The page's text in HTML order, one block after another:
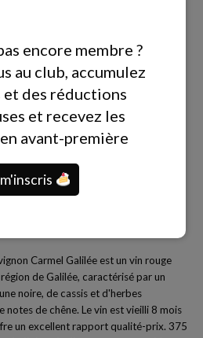
Carmel Galilée – Casher
Carmel Galilée est un vin rouge
de Galilée, caractérisé par un
noire, de cassis et d'herbes
notes de chêne. Le vin est vieilli 8 mois
un excellent rapport qualité-prix. 375
encore membre ?
au club, accumulez
et des réductions
et recevez les
avant-première